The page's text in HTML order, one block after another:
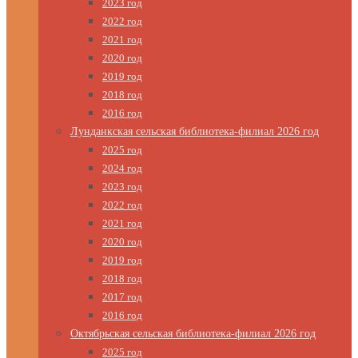
2023 год
2022 год
2021 год
2020 год
2019 год
2018 год
2016 год
Лунданкская сельская библиотека-филиал 2026 год
2025 год
2024 год
2023 год
2022 год
2021 год
2020 год
2019 год
2018 год
2017 год
2016 год
Октябрьская сельская библиотека-филиал 2026 год
2025 год